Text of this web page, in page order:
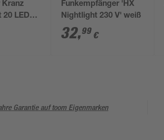
Kranz
20 LEDs
Funkempfänger 'HX
Nightlight 230 V' weiß
32,99 €
Garantie auf toom Eigenmarken